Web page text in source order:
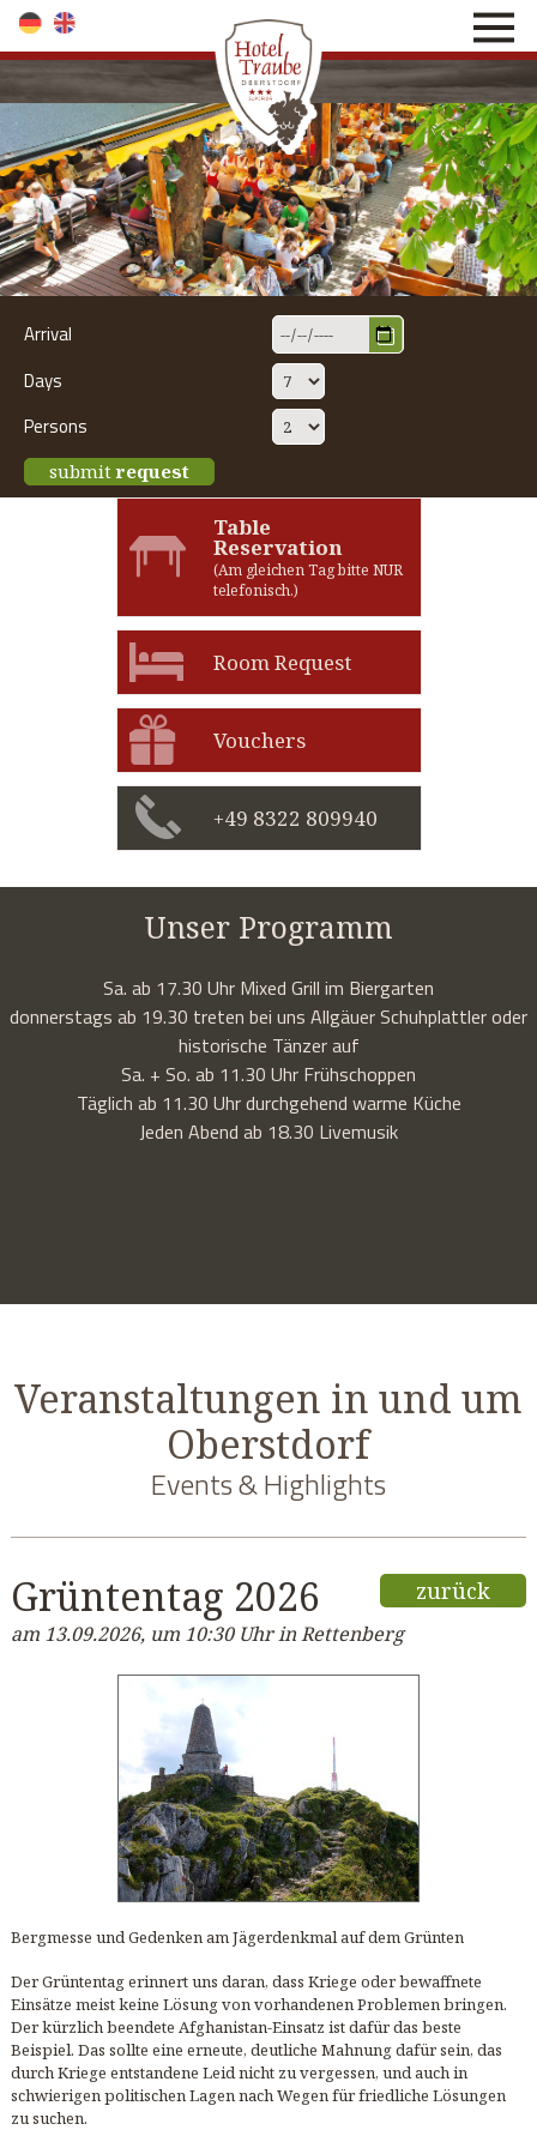
direkt zur Navigation
direkt zum Inhalt
Arrival
Days
Persons
submit request
Unser Programm
Sa. ab 17.30 Uhr Mixed Grill im Biergarten
donnerstags ab 19.30 treten bei uns Allgäuer Schuhplattler oder
historische Tänzer auf
Sa. + So. ab 11.30 Uhr Frühschoppen
Täglich ab 11.30 Uhr durchgehend warme Küche
Jeden Abend ab 18.30 Livemusik
Table
Reservation
(Am gleichen Tag bitte NUR
telefonisch.)
Room Request
Vouchers
+49 8322 809940
Veranstaltungen in und um
Oberstdorf
Events & Highlights
zurück
Grüntentag 2026
am 13.09.2026, um 10:30 Uhr in Rettenberg
Bergmesse und Gedenken am Jägerdenkmal auf dem Grünten
Der Grüntentag erinnert uns daran, dass Kriege oder bewaffnete
Einsätze meist keine Lösung von vorhandenen Problemen bringen.
Der kürzlich beendete Afghanistan-Einsatz ist dafür das beste
Beispiel. Das sollte eine erneute, deutliche Mahnung dafür sein, das
durch Kriege entstandene Leid nicht zu vergessen, und auch in
schwierigen politischen Lagen nach Wegen für friedliche Lösungen
zu suchen.